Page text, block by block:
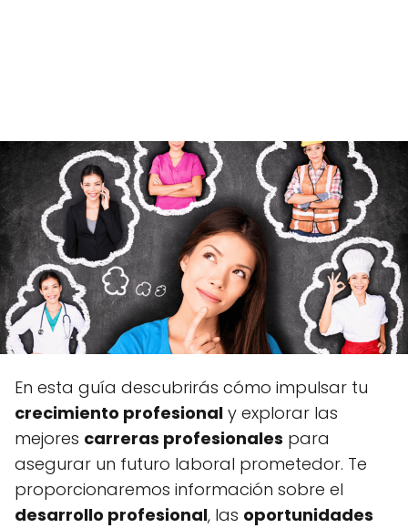
En esta guía descubrirás cómo impulsar tu
crecimiento profesional y explorar las
mejores carreras profesionales para
asegurar un futuro laboral prometedor. Te
proporcionaremos información sobre el
desarrollo profesional, las oportunidades